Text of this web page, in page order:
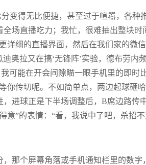
变得无比便捷，甚至过于喧嚣，各种
场直播吃力；我忙，很难抽出整块时
详细的直播界面，然后在我们家的微
奥拉又在搞‘无锋阵’实验，德布劳内
可能在开会间隙瞄一眼手机里的即时
你传切呢。不如简单点，两边起球砸
进球正是下半场调整后，B席边路传
意”的表情：“看，我说中了吧，杀招
那个屏幕角落或手机通知栏里的数字